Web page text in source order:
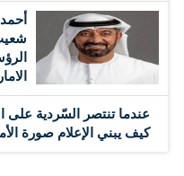
عندما تنتصر السّردية على
كيف يبني الإعلام صورة